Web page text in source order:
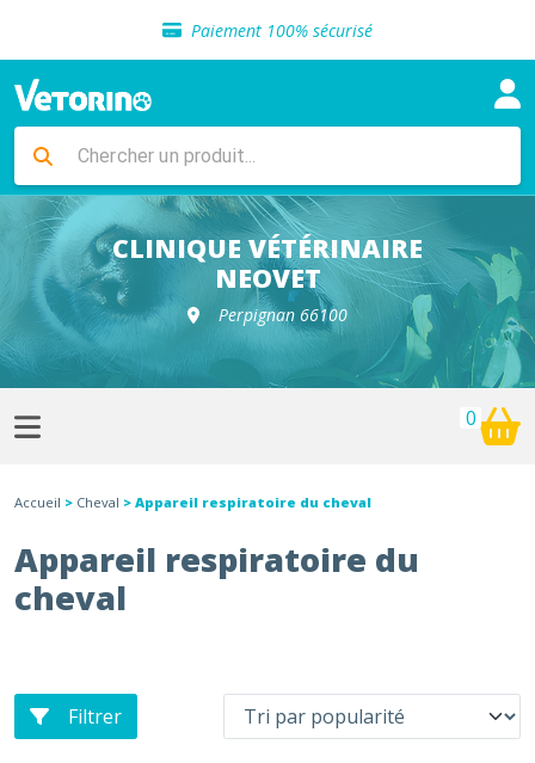
Paiement 100% sécurisé
Livraison gratuite en clinique vétérinaire
Sélection de croquettes vétérinaire
Livraison gratuite en clinique vétérinaire
Retour gratuit en clinique
Sélection de croquettes vétérinaire
CLINIQUE VÉTÉRINAIRE
NEOVET
Perpignan 66100
0
Accueil > Cheval > Appareil respiratoire du cheval
Appareil respiratoire du
cheval
Filtrer